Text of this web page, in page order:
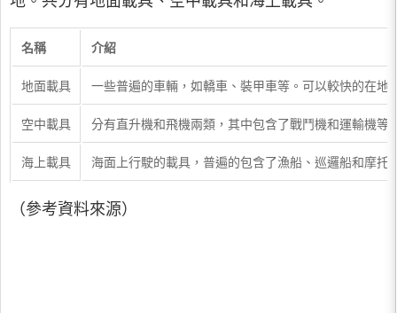
名稱 介紹
地面載具 一些普遍的車輛，如轎車、裝甲車等。可以較快的在地
空中載具 分有直升機和飛機兩類，其中包含了戰鬥機和運輸機等
海上載具 海面上行駛的載具，普遍的包含了漁船、巡邏船和摩托
（參考資料來源）